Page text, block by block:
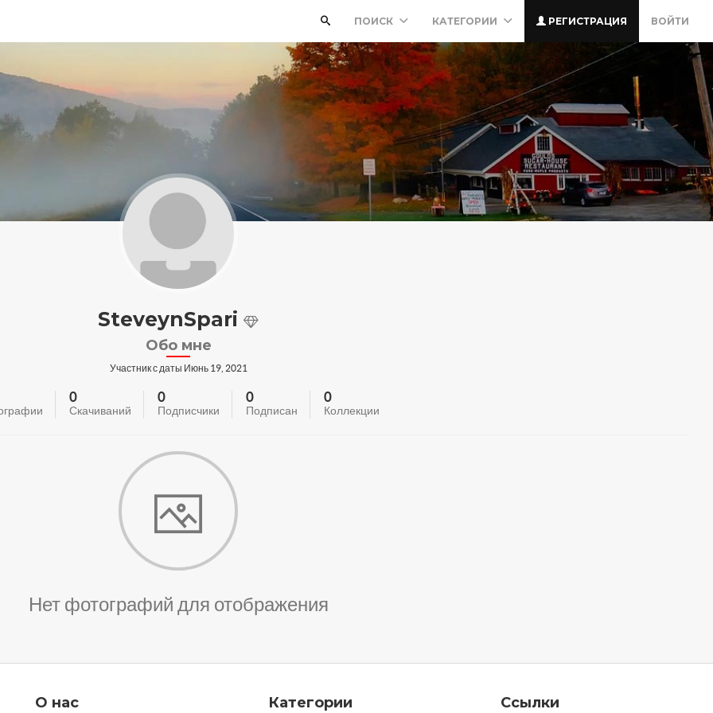
ПОИСК КАТЕГОРИИ РЕГИСТРАЦИЯ ВОЙТИ
SteveynSpari
Обо мне
Участник с даты Июнь 19, 2021
0
Скачиваний
0
Подписчики
0
Подписан
0
Коллекции
Нет фотографий для отображения
О нас Категории Ссылки